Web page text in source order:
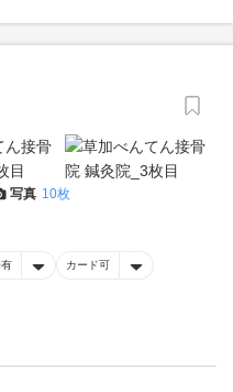
写真 10枚
カード可